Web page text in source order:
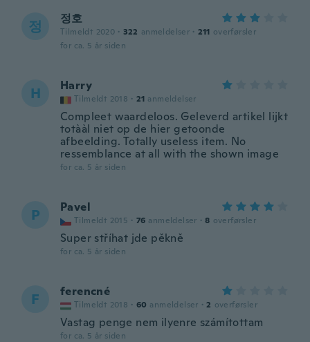
정 정호
Tilmeldt 2020 · 322 anmeldelser · 211 overførsler
for ca. 5 år siden
H Harry
Tilmeldt 2018 · 21 anmeldelser
Compleet waardeloos. Geleverd artikel lijkt
totààl niet op de hier getoonde
afbeelding. Totally useless item. No
ressemblance at all with the shown image
for ca. 5 år siden
P Pavel
Tilmeldt 2015 · 76 anmeldelser · 8 overførsler
Super stříhat jde pěkně
for ca. 5 år siden
F ferencné
Tilmeldt 2018 · 60 anmeldelser · 2 overførsler
Vastag penge nem ilyenre számítottam
for ca. 5 år siden